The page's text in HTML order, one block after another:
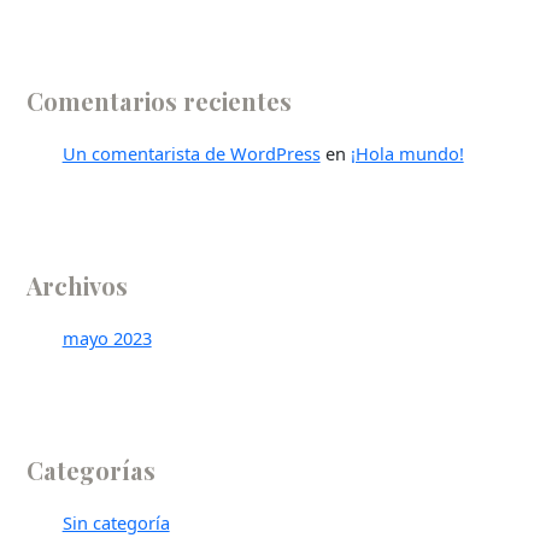
Comentarios recientes
Un comentarista de WordPressen ¡Hola mundo!
Archivos
mayo 2023
Categorías
Sin categoría